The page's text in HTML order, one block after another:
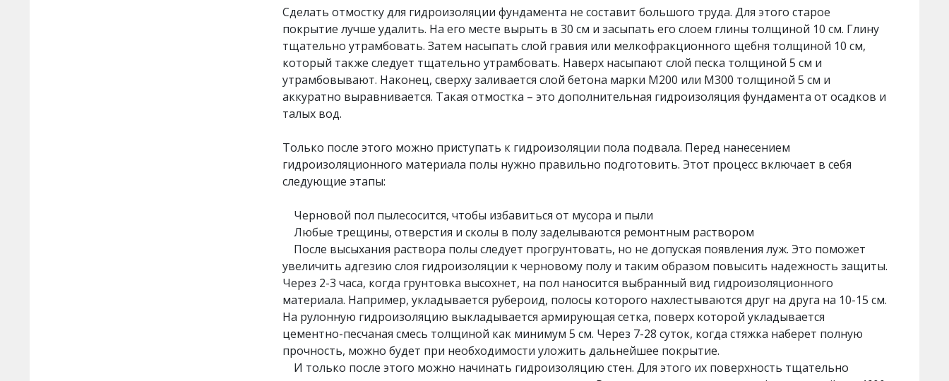
Сделать отмостку для гидроизоляции фундамента не составит большого труда. Для этого старое
покрытие лучше удалить. На его месте вырыть в 30 см и засыпать его слоем глины толщиной 10 см. Глину
тщательно утрамбовать. Затем насыпать слой гравия или мелкофракционного щебня толщиной 10 см,
который также следует тщательно утрамбовать. Наверх насыпают слой песка толщиной 5 см и
утрамбовывают. Наконец, сверху заливается слой бетона марки М200 или М300 толщиной 5 см и
аккуратно выравнивается. Такая отмостка – это дополнительная гидроизоляция фундамента от осадков и
талых вод.
Только после этого можно приступать к гидроизоляции пола подвала. Перед нанесением
гидроизоляционного материала полы нужно правильно подготовить. Этот процесс включает в себя
следующие этапы:
Черновой пол пылесосится, чтобы избавиться от мусора и пыли
Любые трещины, отверстия и сколы в полу заделываются ремонтным раствором
После высыхания раствора полы следует прогрунтовать, но не допуская появления луж. Это поможет
увеличить адгезию слоя гидроизоляции к черновому полу и таким образом повысить надежность защиты.
Через 2-3 часа, когда грунтовка высохнет, на пол наносится выбранный вид гидроизоляционного
материала. Например, укладывается рубероид, полосы которого нахлестываются друг на друга на 10-15 см.
На рулонную гидроизоляцию выкладывается армирующая сетка, поверх которой укладывается
цементно-песчаная смесь толщиной как минимум 5 см. Через 7-28 суток, когда стяжка наберет полную
прочность, можно будет при необходимости уложить дальнейшее покрытие.
И только после этого можно начинать гидроизоляцию стен. Для этого их поверхность тщательно